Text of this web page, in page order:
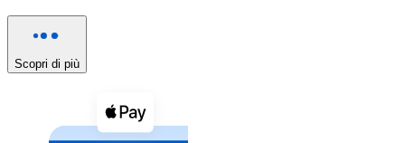
Vedi tutto
Buoni cripto
Acquista criptovalute in contanti e altri mezzi di
Scopri di più